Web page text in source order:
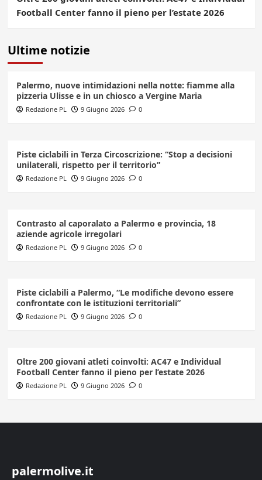
Football Center fanno il pieno per l’estate 2026
Ultime notizie
Palermo, nuove intimidazioni nella notte: fiamme alla
pizzeria Ulisse e in un chiosco a Vergine Maria
Redazione PL 9 Giugno 2026 0
Piste ciclabili in Terza Circoscrizione: “Stop a decisioni
unilaterali, rispetto per il territorio”
Redazione PL 9 Giugno 2026 0
Contrasto al caporalato a Palermo e provincia, 18
aziende agricole irregolari
Redazione PL 9 Giugno 2026 0
Piste ciclabili a Palermo, “Le modifiche devono essere
confrontate con le istituzioni territoriali”
Redazione PL 9 Giugno 2026 0
Oltre 200 giovani atleti coinvolti: AC47 e Individual
Football Center fanno il pieno per l’estate 2026
Redazione PL 9 Giugno 2026 0
palermolive.it